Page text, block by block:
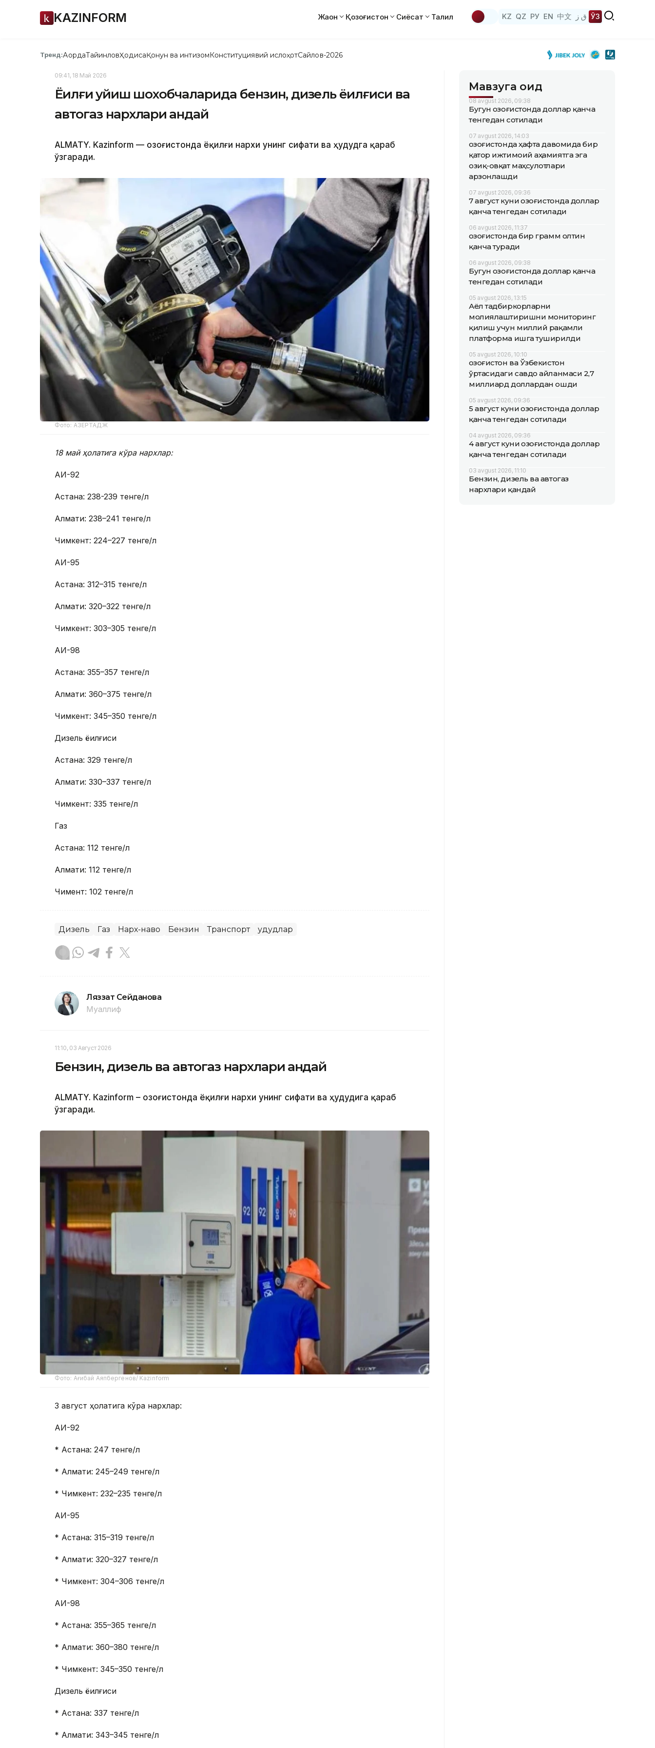
KAZINFORM Жаҳон Қозоғистон Сиёсат Таҳлил KZ QZ РУ EN 中文 ق ز ЎЗ
Тренд:АқордаТайинловҲодисаҚонун ва интизомКонституциявий ислоҳотСайлов-2026
09:41, 18 Май 2026
Ёқилғи қуйиш шохобчаларида бензин, дизель ёқилғиси ва
автогаз нархлари қандай
ALMATY. Kazinform — Қозоғистонда ёқилғи нархи унинг сифати ва ҳудудга қараб
ўзгаради.
Фото: АЗЕРТАДЖ
18 май ҳолатига кўра нархлар:
АИ-92
Астана: 238-239 тенге/л
Алмати: 238–241 тенге/л
Чимкент: 224–227 тенге/л
АИ-95
Астана: 312–315 тенге/л
Алмати: 320–322 тенге/л
Чимкент: 303–305 тенге/л
АИ-98
Астана: 355–357 тенге/л
Алмати: 360–375 тенге/л
Чимкент: 345–350 тенге/л
Дизель ёқилғиси
Астана: 329 тенге/л
Алмати: 330–337 тенге/л
Чимкент: 335 тенге/л
Газ
Астана: 112 тенге/л
Алмати: 112 тенге/л
Чимент: 102 тенге/л
Дизель Газ Нарх-наво Бензин Транспорт Ҳудудлар
Ляззат Сейданова
Муаллиф
11:10, 03 Август 2026
Бензин, дизель ва автогаз нархлари қандай
ALMATY. Кazinform – Қозоғистонда ёқилғи нархи унинг сифати ва ҳудудига қараб
ўзгаради.
Фото: Ағибай Аяпбергенов/ Kazinform
3 август ҳолатига кўра нархлар:
АИ-92
* Астана: 247 тенге/л
* Алмати: 245–249 тенге/л
* Чимкент: 232–235 тенге/л
АИ-95
* Астана: 315–319 тенге/л
* Алмати: 320–327 тенге/л
* Чимкент: 304–306 тенге/л
АИ-98
* Астана: 355–365 тенге/л
* Алмати: 360–380 тенге/л
* Чимкент: 345–350 тенге/л
Дизель ёқилғиси
* Астана: 337 тенге/л
* Алмати: 343–345 тенге/л
Мавзуга оид
08 avgust 2026, 09:38
Бугун Қозоғистонда доллар қанча
тенгедан сотилади
07 avgust 2026, 14:03
Қозоғистонда ҳафта давомида бир
қатор ижтимоий аҳамиятга эга
озиқ-овқат маҳсулотлари
арзонлашди
07 avgust 2026, 09:36
7 август куни Қозоғистонда доллар
қанча тенгедан сотилади
06 avgust 2026, 11:37
Қозоғистонда бир грамм олтин
қанча туради
06 avgust 2026, 09:38
Бугун Қозоғистонда доллар қанча
тенгедан сотилади
05 avgust 2026, 13:15
Аёл тадбиркорларни
молиялаштиришни мониторинг
қилиш учун миллий рақамли
платформа ишга туширилди
05 avgust 2026, 10:10
Қозоғистон ва Ўзбекистон
ўртасидаги савдо айланмаси 2,7
миллиард доллардан ошди
05 avgust 2026, 09:36
5 август куни Қозоғистонда доллар
қанча тенгедан сотилади
04 avgust 2026, 09:36
4 август куни Қозоғистонда доллар
қанча тенгедан сотилади
03 avgust 2026, 11:10
Бензин, дизель ва автогаз
нархлари қандай